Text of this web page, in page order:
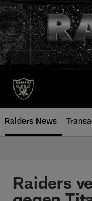
Skip
to
main
content
Raiders News
Raiders